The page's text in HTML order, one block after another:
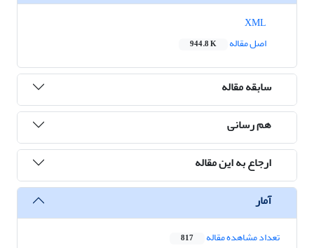
اصل مقاله
944.8 K
سابقه مقاله
هم رسانی
ارجاع به این مقاله
آمار
تعداد مشاهده مقاله 817